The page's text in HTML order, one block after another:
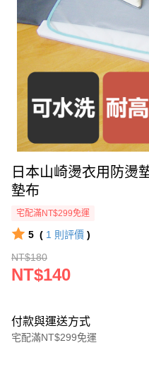
日本山崎燙衣用防燙
墊布
宅配滿NT$299免運
5 ( 1 則評價 )
NT$180
NT$140
付款與運送方式
宅配滿NT$299免運